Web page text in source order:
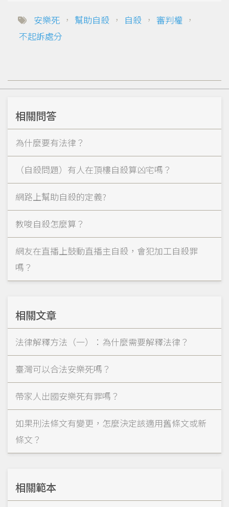
安樂死 ， 幫助自殺 ， 自殺 ， 審判權 ，
不起訴處分
相關問答
為什麼要有法律？
（自殺問題）有人在頂樓自殺算凶宅嗎？
網路上幫助自殺的定義?
教唆自殺怎麼算？
網友在直播上鼓動直播主自殺，會犯加工自殺罪
嗎？
相關文章
法律解釋方法（一）：為什麼需要解釋法律？
臺灣可以合法安樂死嗎？
帶家人出國安樂死有罪嗎？
如果刑法條文有變更，怎麼決定該適用舊條文或新
條文？
相關範本